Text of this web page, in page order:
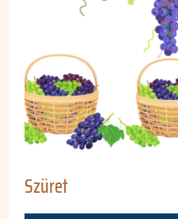
Szüret